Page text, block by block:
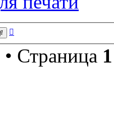
Поиск
Страница 1